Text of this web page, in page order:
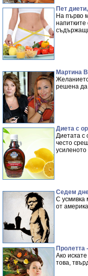
Пет
На първо
напитките
Мартина
решена да
Диета с
Диетата с
често
Седем
С усмивка
от
Пролетта
Ако
това,